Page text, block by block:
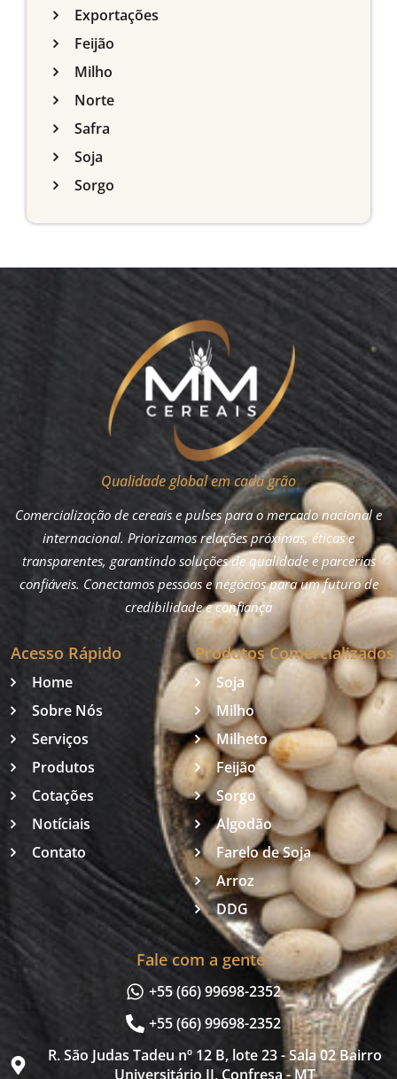
Exportações
Feijão
Milho
Norte
Safra
Soja
Sorgo
Qualidade global em cada grão
Comercialização de cereais e pulses para o mercado nacional e
internacional. Priorizamos relações próximas, éticas e
transparentes, garantindo soluções de qualidade e parcerias
confiáveis. Conectamos pessoas e negócios para um futuro de
credibilidade e confiança
Acesso Rápido
Home
Sobre Nós
Serviços
Produtos
Cotações
Notíciais
Contato
Produtos Comercializados
Soja
Milho
Milheto
Feijão
Sorgo
Algodão
Farelo de Soja
Arroz
DDG
Fale com a gente
+55 (66) 99698-2352
+55 (66) 99698-2352
R. São Judas Tadeu nº 12 B, lote 23 - Sala 02 Bairro
Universitário II, Confresa - MT